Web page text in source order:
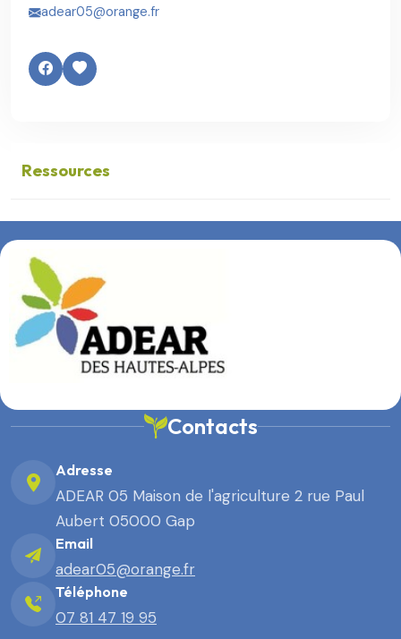
adear05@orange.fr
Ressources
Contacts
Adresse
ADEAR 05 Maison de l'agriculture 2 rue Paul
Aubert 05000 Gap
Email
adear05@orange.fr
Téléphone
07 81 47 19 95